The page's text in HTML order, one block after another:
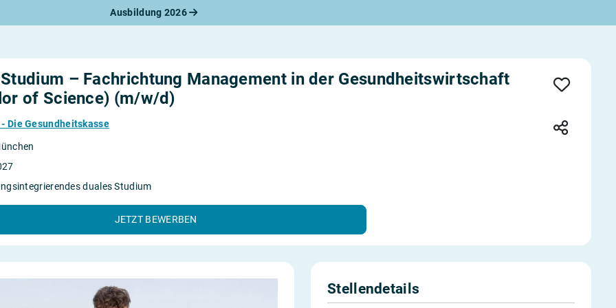
Ausbildung 2026
Bewerbung
Check
– Fachrichtung Management in der Gesundheitswirtschaft
of Science) (m/w/d)
- Die Gesundheitskasse
duales Studium
JETZT BEWERBEN
Stellendetails